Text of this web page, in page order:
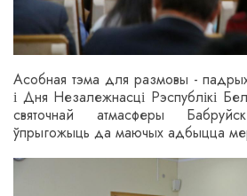
Асобная тэма для размовы -
і Дня Незалежнасці Рэспублікі
святочнай атмасферы
ўпрыгожыць да маючых адбыцца